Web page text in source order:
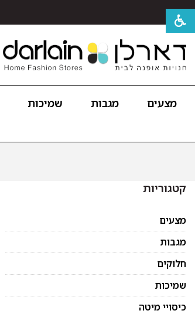
מצעים מגבות שמיכות
קטגוריות
מצעים
מגבות
חלוקים
שמיכות
כיסויי מיטה